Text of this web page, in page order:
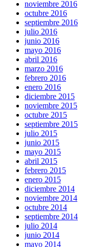
noviembre 2016
octubre 2016
septiembre 2016
julio 2016
junio 2016
mayo 2016
abril 2016
marzo 2016
febrero 2016
enero 2016
diciembre 2015
noviembre 2015
octubre 2015
septiembre 2015
julio 2015
junio 2015
mayo 2015
abril 2015
febrero 2015
enero 2015
diciembre 2014
noviembre 2014
octubre 2014
septiembre 2014
julio 2014
junio 2014
mayo 2014